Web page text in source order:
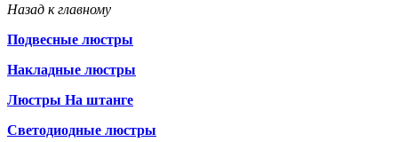
Назад к главному
Подвесные люстры
Накладные люстры
Люстры На штанге
Светодиодные люстры